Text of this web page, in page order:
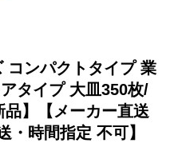
コンパクトタイプ 業
タイプ 大皿350枚/
】【メーカー直送
・時間指定 不可】